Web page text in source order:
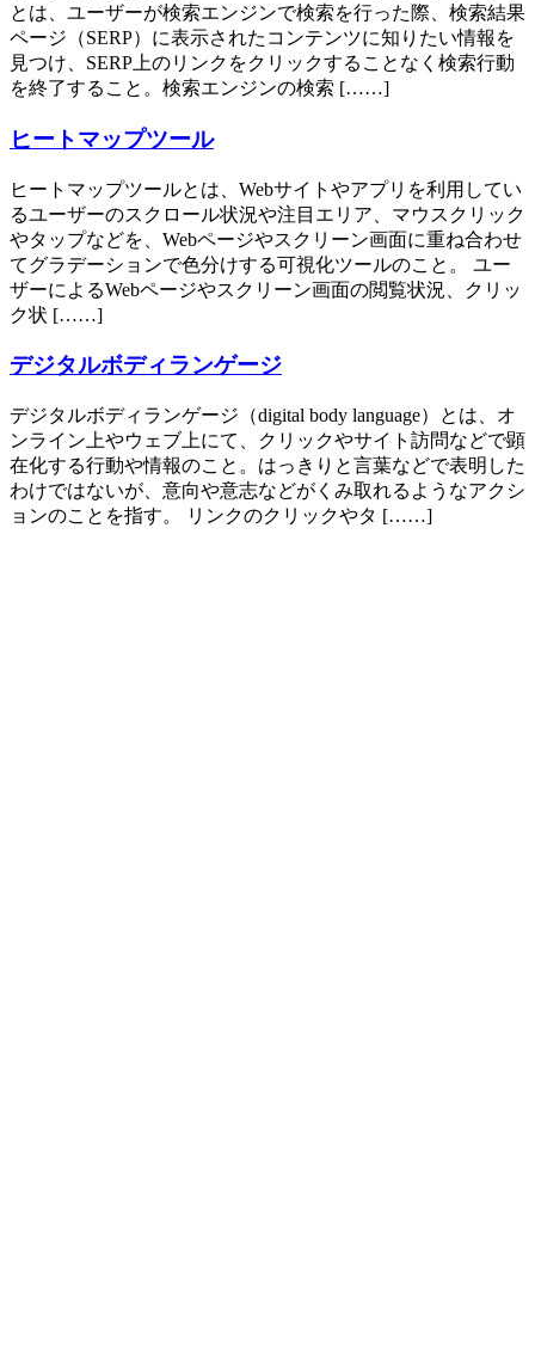
とは、ユーザーが検索エンジンで検索を行った際、検索結果
ページ（SERP）に表示されたコンテンツに知りたい情報を
見つけ、SERP上のリンクをクリックすることなく検索行動
を終了すること。検索エンジンの検索 [……]
ヒートマップツール
ヒートマップツールとは、Webサイトやアプリを利用してい
るユーザーのスクロール状況や注目エリア、マウスクリック
やタップなどを、Webページやスクリーン画面に重ね合わせ
てグラデーションで色分けする可視化ツールのこと。 ユー
ザーによるWebページやスクリーン画面の閲覧状況、クリッ
ク状 [……]
デジタルボディランゲージ
デジタルボディランゲージ（digital body language）とは、オ
ンライン上やウェブ上にて、クリックやサイト訪問などで顕
在化する行動や情報のこと。はっきりと言葉などで表明した
わけではないが、意向や意志などがくみ取れるようなアクシ
ョンのことを指す。 リンクのクリックやタ [……]